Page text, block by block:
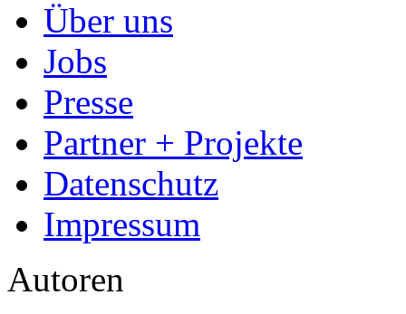
Über uns
Jobs
Presse
Partner + Projekte
Datenschutz
Impressum
Autoren